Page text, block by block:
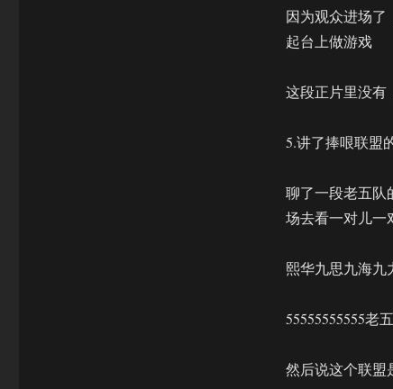
因为观众进场了
起台上做游戏
这段正片里没有
5.讲了捧哏联盟
聊了一段老五队
场去看一对儿一
熙华九思九海
55555555555老
然后说这个联盟